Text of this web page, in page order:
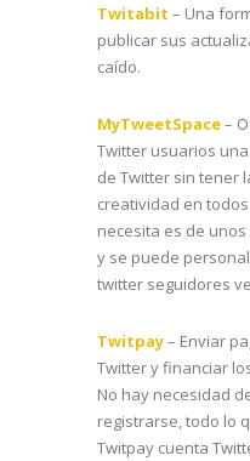
Twitabit – Una
publicar sus
caído.
MyTweetSpace–
Twitter usuarios
de Twitter sin tener
creatividad en
necesita es de unos
y se puede
twitter seguidores
Twitpay– Enviar
Twitter y financiar
No hay necesidad
registrarse, todo lo
Twitpay cuenta